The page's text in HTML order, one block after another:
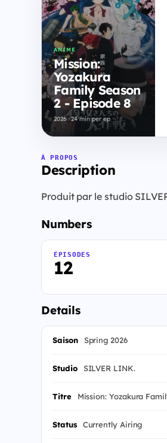
ANIME
Mission:
Yozakura
Family Season
2 - Episode 8
2026 · 24 min per ep
À PROPOS
Description
Produit par le studio
Numbers
12
ÉPISODES
Details
Saison Spring 2026
Studio SILVER LINK.
Titre Mission: Yozakura
Status Currently Airing